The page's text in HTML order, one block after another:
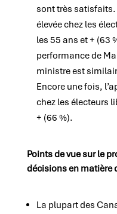
sont très
élevée chez les
les 55 ans et + (63
performance de
ministre est
Encore une fois,
chez les électeurs
+ (66 %).
Points de vue sur le
décisions en matière
La plupart des